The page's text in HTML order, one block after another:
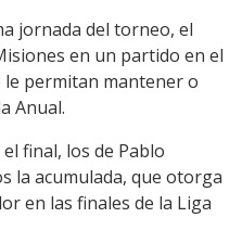
jornada del torneo, el
en un partido en el
permitan mantener o
Anual.
final, los de Pablo
la acumulada, que otorga
en las finales de la Liga